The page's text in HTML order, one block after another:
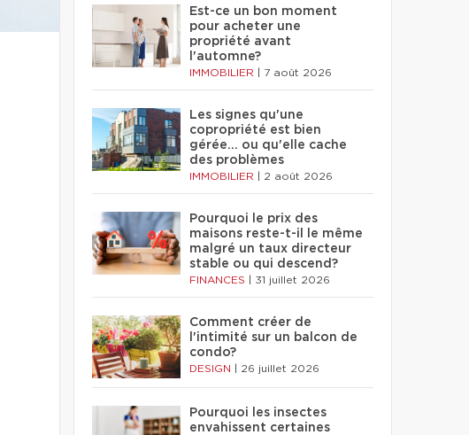
Est-ce un bon moment
pour acheter une
propriété avant
l'automne?
IMMOBILIER 7 août 2026
Les signes qu'une
copropriété est bien
gérée… ou qu'elle cache
des problèmes
IMMOBILIER 2 août 2026
Pourquoi le prix des
maisons reste-t-il le même
malgré un taux directeur
stable ou qui descend?
FINANCES 31 juillet 2026
Comment créer de
l'intimité sur un balcon de
condo?
DESIGN 26 juillet 2026
Pourquoi les insectes
envahissent certaines